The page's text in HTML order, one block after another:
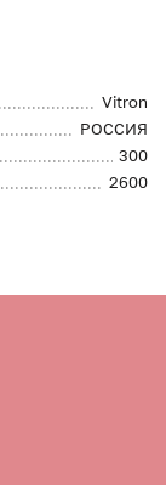
Vitron
РОССИЯ
300
2600